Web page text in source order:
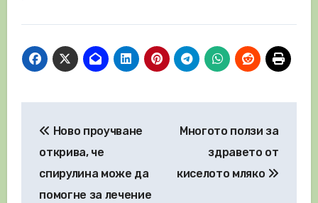
Ново проучване
открива, че
спирулина може да
помогне за лечение
Многото ползи за
здравето от
киселото мляко